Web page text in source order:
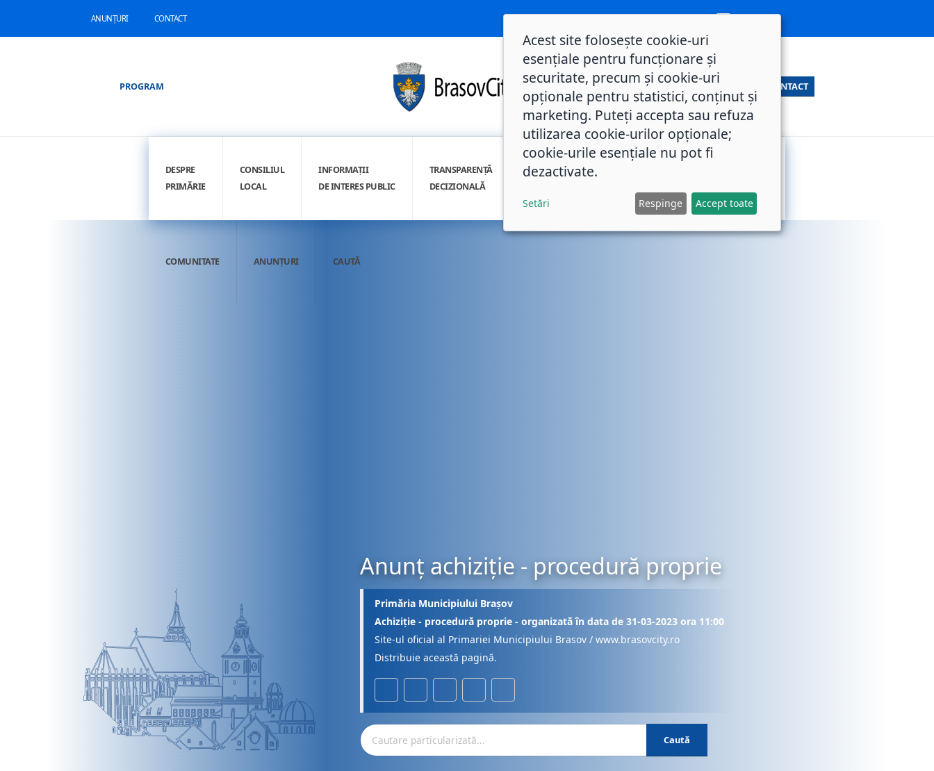
ANUNȚURI CONTACT
PROGRAM CONTACT
DESPRE
PRIMĂRIE
CONSILIUL
LOCAL
INFORMAȚII
DE INTERES PUBLIC
TRANSPARENȚĂ
DECIZIONALĂ
INTEGRITATE
COMUNITATE ANUNȚURI CAUTĂ
Anunț achiziție - procedură proprie
Primăria Municipiului Brașov
Achiziție - procedură proprie - organizată în data de 31-03-2023 ora 11:00
Site-ul oficial al Primariei Municipiului Brasov / www.brasovcity.ro
Distribuie această pagină.
Caută
Acest site folosește cookie-uri
esențiale pentru funcționare și
securitate, precum și cookie-uri
opționale pentru statistici, conținut și
marketing. Puteți accepta sau refuza
utilizarea cookie-urilor opționale;
cookie-urile esențiale nu pot fi
dezactivate.
Setări Respinge Accept toate